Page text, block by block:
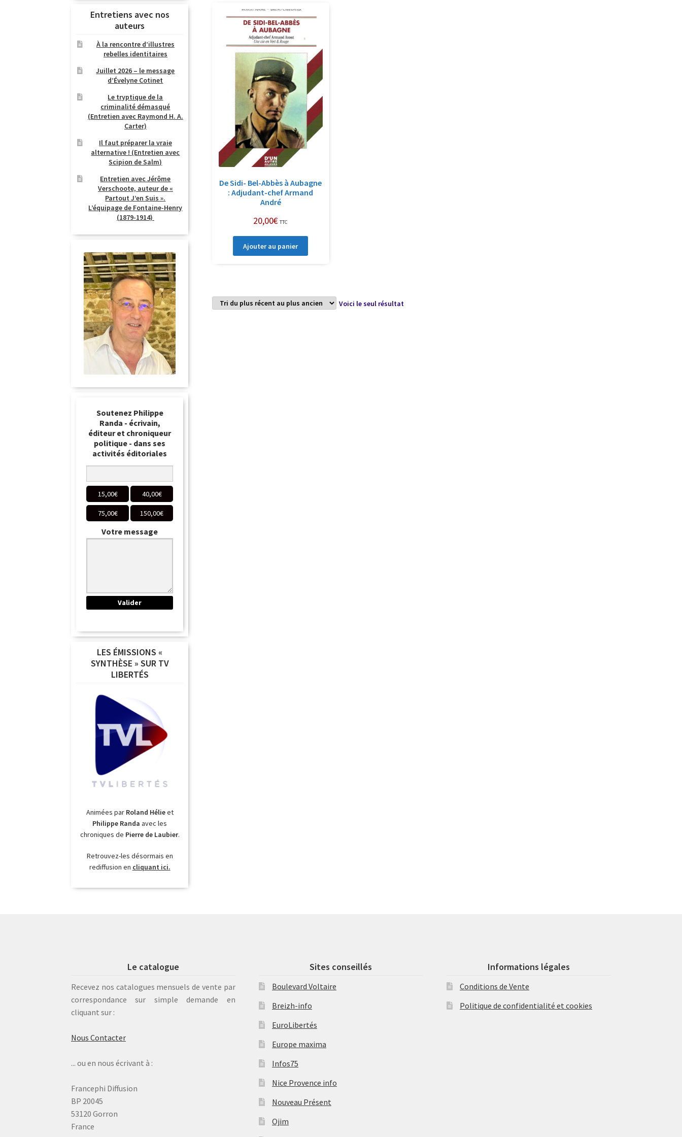
De Sidi- Bel-Abbès à Aubagne
: Adjudant-chef Armand
André
20,00€ TTC
Ajouter au panier
Voici le seul résultat
Entretiens avec nos
auteurs
À la rencontre d’illustres
rebelles identitaires
Juillet 2026 – le message
d’Évelyne Cotinet
Le tryptique de la
criminalité démasqué
(Entretien avec Raymond H. A.
Carter)
Il faut préparer la vraie
alternative ! (Entretien avec
Scipion de Salm)
Entretien avec Jérôme
Verschoote, auteur de «
Partout J’en Suis ».
L’équipage de Fontaine-Henry
(1879-1914)
Soutenez Philippe
Randa - écrivain,
éditeur et chroniqueur
politique - dans ses
activités éditoriales
15,00€ 40,00€
75,00€ 150,00€
Votre message
LES ÉMISSIONS «
SYNTHÈSE » SUR TV
LIBERTÉS
Animées par Roland Hélieet
Philippe Randa avec les
chroniques de Pierre de Laubier.
Retrouvez-les désormais en
rediffusion en cliquant ici.
Le catalogue
Recevez nos catalogues mensuels de vente par
correspondance sur simple demande en
cliquant sur :
Nous Contacter
... ou en nous écrivant à :
Francephi Diffusion
BP 20045
53120 Gorron
France
Sites conseillés
Boulevard Voltaire
Breizh-info
EuroLibertés
Europe maxima
Infos75
Nice Provence info
Nouveau Présent
Ojim
Informations légales
Conditions de Vente
Politique de confidentialité et cookies